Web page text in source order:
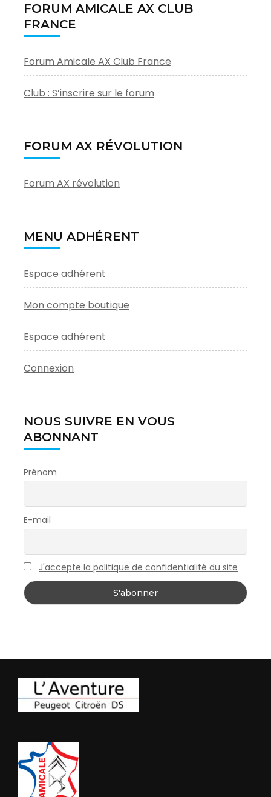
FORUM AMICALE AX CLUB
FRANCE
Forum Amicale AX Club France
Club : S’inscrire sur le forum
FORUM AX RÉVOLUTION
Forum AX révolution
MENU ADHÉRENT
Espace adhérent
Mon compte boutique
Espace adhérent
Connexion
NOUS SUIVRE EN VOUS
ABONNANT
Prénom
E-mail
J'accepte la politique de confidentialité du site